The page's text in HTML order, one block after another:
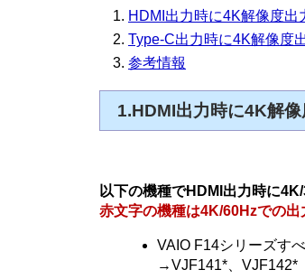
HDMI出力時に4K解像度出
Type-C出力時に4K解像度
参考情報
1.HDMI出力時に4K解
以下の機種でHDMI出力時に
赤文字の機種は4K/60Hzでの出
VAIO F14シリーズす
→VJF141*、VJF142*